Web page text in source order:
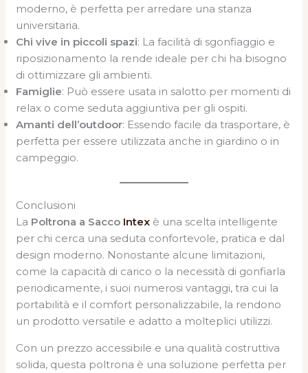
moderno, è perfetta per arredare una stanza
universitaria.
Chi vive in piccoli spazi: La facilità di sgonfiaggio e
riposizionamento la rende ideale per chi ha bisogno
di ottimizzare gli ambienti.
Famiglie: Può essere usata in salotto per momenti di
relax o come seduta aggiuntiva per gli ospiti.
Amanti dell’outdoor: Essendo facile da trasportare, è
perfetta per essere utilizzata anche in giardino o in
campeggio.
Conclusioni
La Poltrona a Sacco Intex è una scelta intelligente
per chi cerca una seduta confortevole, pratica e dal
design moderno. Nonostante alcune limitazioni,
come la capacità di carico o la necessità di gonfiarla
periodicamente, i suoi numerosi vantaggi, tra cui la
portabilità e il comfort personalizzabile, la rendono
un prodotto versatile e adatto a molteplici utilizzi.
Con un prezzo accessibile e una qualità costruttiva
solida, questa poltrona è una soluzione perfetta per